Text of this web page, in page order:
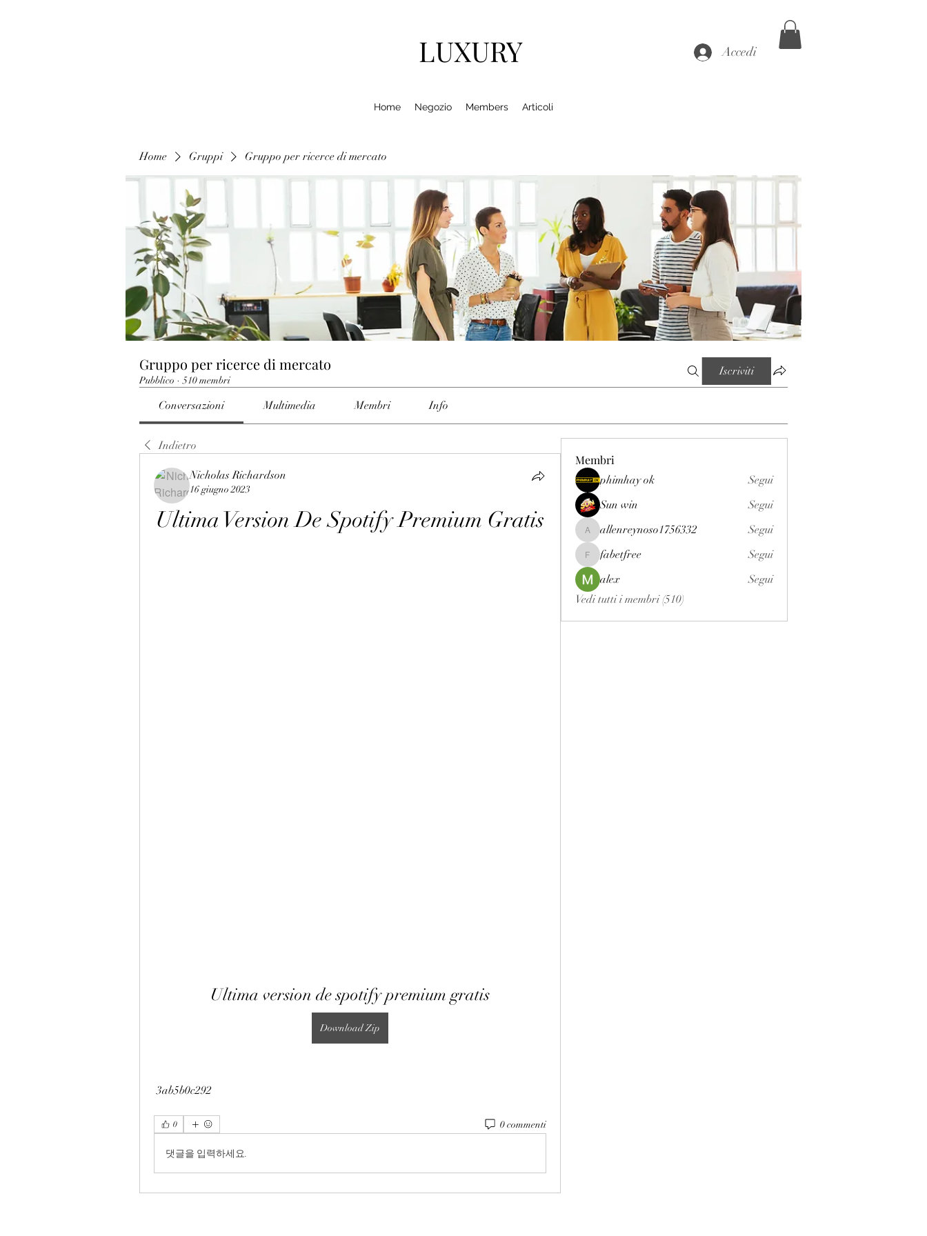
LUXURY Accedi
Home Negozio Members Articoli
Home Gruppi Gruppo per ricerce di mercato
Gruppo per ricerce di mercato
Pubblico · 510 membri
Iscriviti
Conversazioni Multimedia Membri Info
Indietro
Nicholas Richardson
16 giugno 2023
Ultima Version De Spotify Premium Gratis
Ultima version de spotify premium gratis
Download Zip
3ab5b0c292
0 0 commenti
댓글을 입력하세요.
Membri
phimhay ok
Segui
Sun win
Segui
allenreynoso1756332
allenreynoso1756332 Segui
fabetfree
fabetfree
Segui
alex
Segui
Vedi tutti i membri (510)